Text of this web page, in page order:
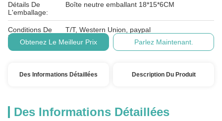
Détails De
L'emballage:
Boîte neutre emballant 18*15*6CM
Conditions De
Paiement:
T/T, Western Union, paypal
Obtenez Le Meilleur Prix
Parlez Maintenant.
Des Informations Détaillées Description Du Produit
Des Informations Détaillées